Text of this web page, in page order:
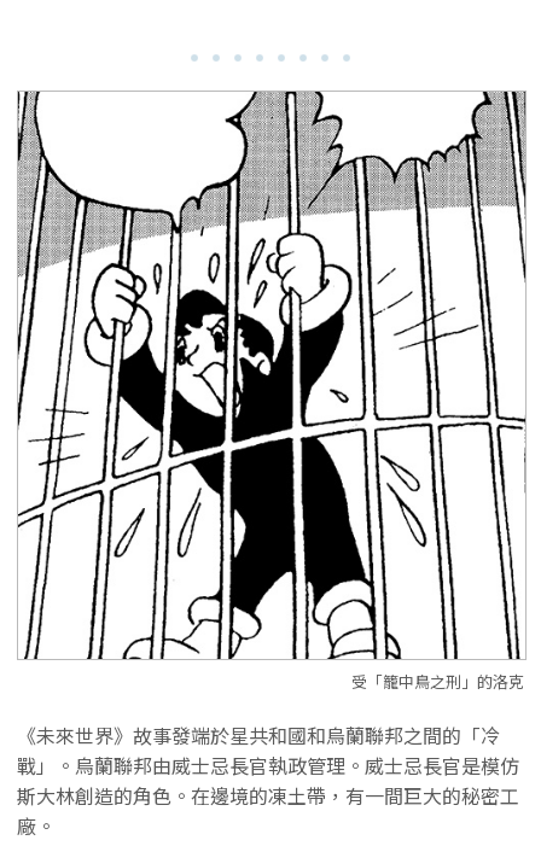
受「籠中鳥之刑」的洛克
《未來世界》故事發端於星共和國和烏蘭聯邦之間的「冷
戰」。烏蘭聯邦由威士忌長官執政管理。威士忌長官是模仿
斯大林創造的角色。在邊境的凍土帶，有一間巨大的秘密工
廠。